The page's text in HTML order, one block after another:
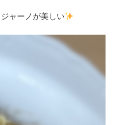
ャーノが美しい